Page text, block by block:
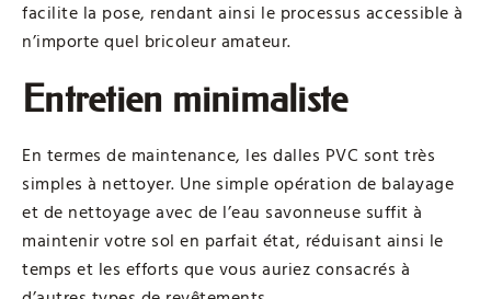
facilite la pose, rendant ainsi le processus accessible à
n’importe quel bricoleur amateur.
Entretien minimaliste
En termes de maintenance, les dalles PVC sont très
simples à nettoyer. Une simple opération de balayage
et de nettoyage avec de l’eau savonneuse suffit à
maintenir votre sol en parfait état, réduisant ainsi le
temps et les efforts que vous auriez consacrés à